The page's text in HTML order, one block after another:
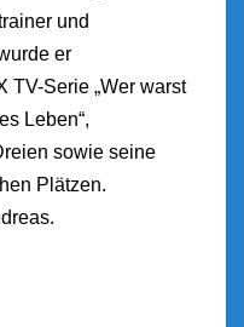
und
er
TV-Serie „Wer warst
Leben“,
sowie seine
Plätzen.